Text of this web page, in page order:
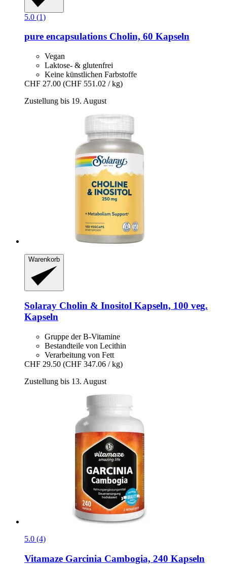
5.0 (1)
pure encapsulations Cholin, 60 Kapseln
Vegan
Laktose- & glutenfrei
Keine künstlichen Farbstoffe
CHF 27.00 (CHF 551.02 / kg)
Zustellung bis 19. August
Warenkorb
Solaray Cholin & Inositol Kapseln, 100 veg.
Kapseln
Gruppe der B-Vitamine
Bestandteile von Lecithin
Verarbeitung von Fett
CHF 29.50 (CHF 347.06 / kg)
Zustellung bis 13. August
5.0 (4)
Vitamaze Garcinia Cambogia, 240 Kapseln